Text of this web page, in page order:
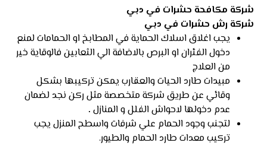
شركة مكافحة حشرات في دبي
شركة رش حشرات في دبي
يجب اغلاق اسلاك الحماية في المطابخ او الحمامات لمنع
دخول الفئران او البرص بالاضافة الي الثعابين فالوقاية خير
من العلاج
مبيدات طارد الحيات والعقارب يمكن تركيبها بشكل
وقائي عن طريق شركة متخصصة مثل ركن نجد لضمان
عدم دخولها لاحواش الفلل و المنازل .
لتجنب وجود الحمام علي شرفات واسطح المنزل يجب
تركيب معدات طارد الحمام والطيور.